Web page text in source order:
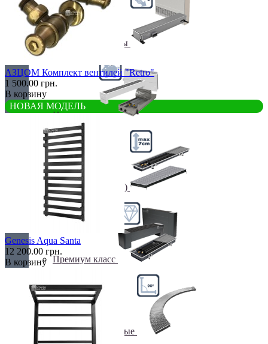
Климаконвекторы
Недорогие
Низкие (до 70 мм)
Премиум класс
Радиусные/Угловые
АЗЦОМ Комплект вентилей "Retro"
1 500.00 грн.
В корзину
НОВАЯ МОДЕЛЬ
Genesis Aqua Santa
12 200.00 грн.
В корзину